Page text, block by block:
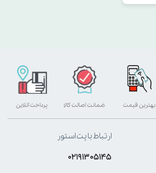
بهترین قیمت پرداخت آنلاین ضمانت اصالت کالا
ارتباط با پت استور
۰۲۱۹۱۳۰۵۱۴۵